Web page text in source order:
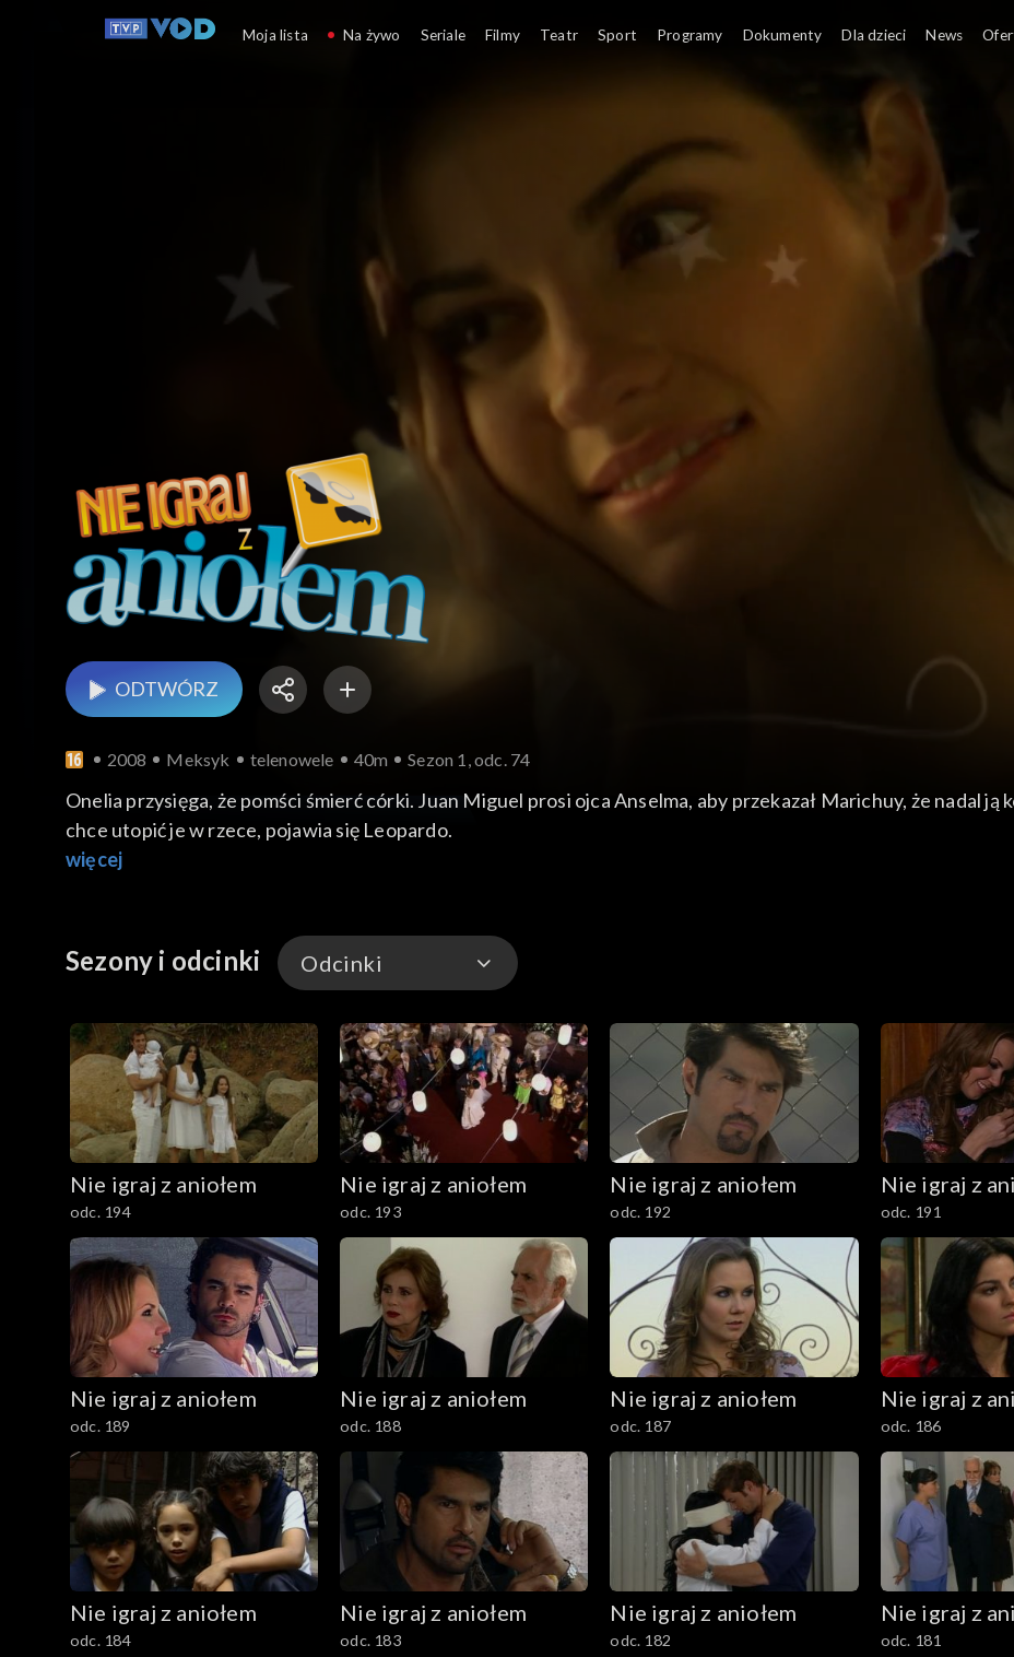
ODTWÓRZ
2008 Meksyk telenowele 40m Sezon 1, odc. 74
Onelia przysięga, że pomści śmierć córki. Juan Miguel prosi ojca Anselma, aby przekazał Marichuy, że nadal
chce utopić je w rzece, pojawia się Leopardo.
więcej
Sezony i odcinki Odcinki
Odcinki
Nie igraj z aniołem
odc. 194
Nie igraj z aniołem
odc. 193
Nie igraj z aniołem
odc. 192
Nie igraj z
odc. 191
Nie igraj z aniołem
odc. 189
Nie igraj z aniołem
odc. 188
Nie igraj z aniołem
odc. 187
Nie igraj z
odc. 186
Nie igraj z aniołem
odc. 184
Nie igraj z aniołem
odc. 183
Nie igraj z aniołem
odc. 182
Nie igraj z
odc. 181
Moja lista Na żywo Seriale Filmy Teatr Sport Programy Dokumenty Dla dzieci News